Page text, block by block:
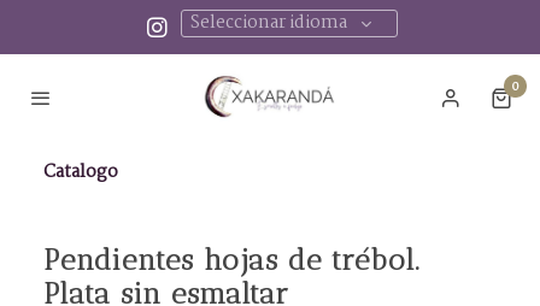
Seleccionar idioma
0
Catalogo
Pendientes hojas de trébol.
Plata sin esmaltar